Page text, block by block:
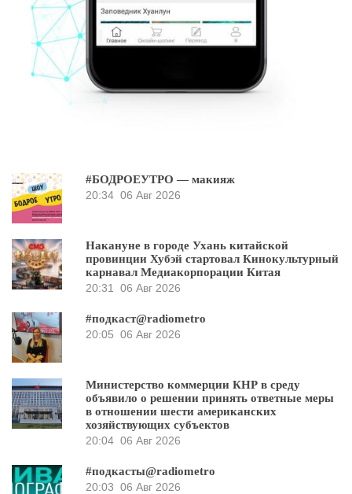
#БОДРОЕУТРО — макияж
20:34 06 Авг 2026
Накануне в городе Ухань китайской
провинции Хубэй стартовал Кинокультурный
карнавал Медиакорпорации Китая
20:31
06 Авг 2026
#подкаст@radiometro
20:05 06 Авг 2026
Министерство коммерции КНР в среду
объявило о решении принять ответные меры
в отношении шести американских
хозяйствующих субъектов
20:04 06 Авг 2026
#подкасты@radiometro
20:03 06 Авг 2026